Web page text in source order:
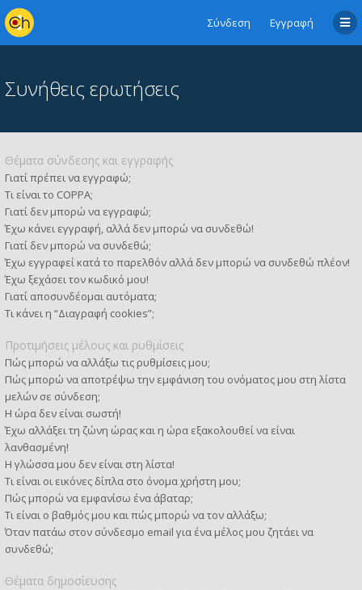
Σύνδεση Εγγραφή
Συνήθεις ερωτήσεις
Θέματα σύνδεσης και εγγραφής
Γιατί πρέπει να εγγραφώ;
Τι είναι το COPPA;
Γιατί δεν μπορώ να εγγραφώ;
Έχω κάνει εγγραφή, αλλά δεν μπορώ να συνδεθώ!
Γιατί δεν μπορώ να συνδεθώ;
Έχω εγγραφεί κατά το παρελθόν αλλά δεν μπορώ να συνδεθώ πλέον!
Έχω ξεχάσει τον κωδικό μου!
Γιατί αποσυνδέομαι αυτόματα;
Τι κάνει η “Διαγραφή cookies”;
Προτιμήσεις μέλους και ρυθμίσεις
Πώς μπορώ να αλλάξω τις ρυθμίσεις μου;
Πώς μπορώ να αποτρέψω την εμφάνιση του ονόματος μου στη λίστα
μελών σε σύνδεση;
Η ώρα δεν είναι σωστή!
Έχω αλλάξει τη ζώνη ώρας και η ώρα εξακολουθεί να είναι
λανθασμένη!
Η γλώσσα μου δεν είναι στη λίστα!
Τι είναι οι εικόνες δίπλα στο όνομα χρήστη μου;
Πώς μπορώ να εμφανίσω ένα άβαταρ;
Τι είναι ο βαθμός μου και πώς μπορώ να τον αλλάξω;
Όταν πατάω στον σύνδεσμο email για ένα μέλος μου ζητάει να
συνδεθώ;
Θέματα δημοσίευσης